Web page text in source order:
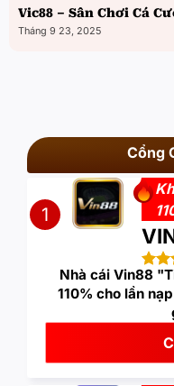
Vic88 – Sân Chơi Cá
Tháng 9 23, 2025
Cổng
1
Nhà cái Vin88
110% cho lần